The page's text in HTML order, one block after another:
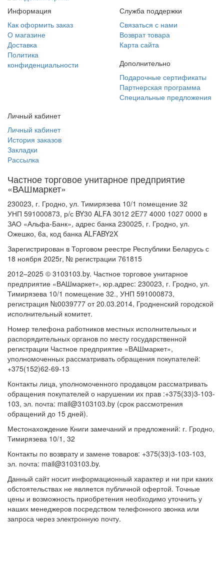
Информация
Как оформить заказ
О магазине
Доставка
Политика
конфиденциальности
Служба поддержки
Связаться с нами
Возврат товара
Карта сайта
Дополнительно
Подарочные сертификаты
Партнерская программа
Специальные предложения
Личный кабинет
Личный кабинет
История заказов
Закладки
Рассылка
Частное торговое унитарное предприятие
«ВАШмаркет»
230023, г. Гродно, ул. Тимирязева 10/1 помещение 32
УНП 591000873, р/с BY30 ALFA 3012 2E77 4000 1027 0000 в
ЗАО «Альфа-Банк», адрес банка 230025, г. Гродно, ул.
Ожешко, 6а, код банка ALFABY2X
Зарегистрирован в Торговом реестре Республики Беларусь с
18 ноября 2025г, № регистрации 761815
2012–2025 © 3103103.by. Частное торговое унитарное
предприятие «ВАШмаркет», юр.адрес: 230023, г. Гродно, ул.
Тимирязева 10/1 помещение 32., УНП 591000873,
регистрация №0039777 от 20.03.2014, Гродненский городской
исполнительный комитет.
Номер телефона работников местных исполнительных и
распорядительных органов по месту государственной
регистрации Частное предприятие «ВАШмаркет»,
уполномоченных рассматривать обращения покупателей:
+375(152)62-69-13
Контакты лица, уполномоченного продавцом рассматривать
обращения покупателей о нарушении их прав :+375(33)3-103-
103, эл. почта: mail@3103103.by (срок рассмотрения
обращений до 15 дней).
Местонахождение Книги замечаний и предложений: г. Гродно,
Тимирязева 10/1, 32
Контакты по возврату и замене товаров: +375(33)3-103-103,
эл. почта: mail@3103103.by.
Данный сайт носит информационный характер и ни при каких
обстоятельствах не является публичной офертой. Точные
цены и возможность приобретения необходимо уточнить у
наших менеджеров посредством телефонного звонка или
запроса через электронную почту.